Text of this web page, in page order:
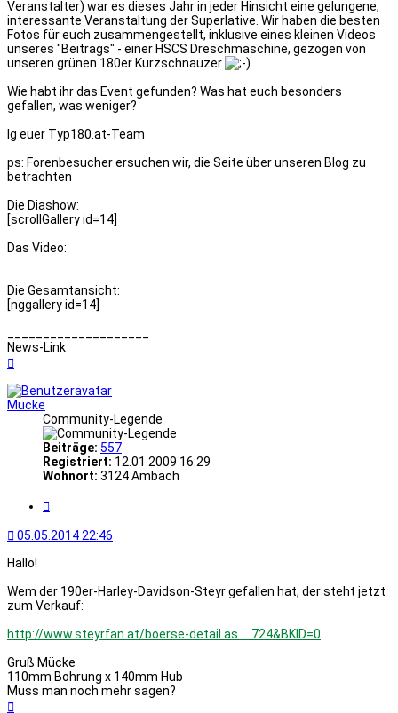
Veranstalter) war es dieses Jahr in jeder Hinsicht eine gelungene,
interessante Veranstaltung der Superlative. Wir haben die besten
Fotos für euch zusammengestellt, inklusive eines kleinen Videos
unseres "Beitrags" - einer HSCS Dreschmaschine, gezogen von
unseren grünen 180er Kurzschnauzer
Wie habt ihr das Event gefunden? Was hat euch besonders
gefallen, was weniger?
lg euer Typ180.at-Team
ps: Forenbesucher ersuchen wir, die Seite über unseren Blog zu
betrachten
Die Diashow:
[scrollGallery id=14]
Das Video:
Die Gesamtansicht:
[nggallery id=14]
News-Link
Mücke
Community-Legende
Beiträge: 557
Registriert: 12.01.2009 16:29
Wohnort: 3124 Ambach
05.05.2014 22:46
Hallo!
Wem der 190er-Harley-Davidson-Steyr gefallen hat, der steht jetzt
zum Verkauf:
http://www.steyrfan.at/boerse-detail.as ... 724&BKID=0
Gruß Mücke
110mm Bohrung x 140mm Hub
Muss man noch mehr sagen?